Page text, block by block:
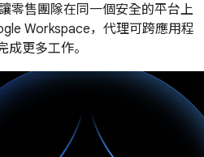
零售團隊在同一個安全的平台上
Workspace，代理可跨應用程
更多工作。